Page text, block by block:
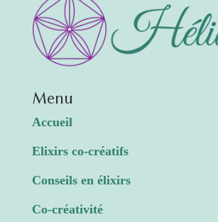
Menu
Accueil
Elixirs co-créatifs
Conseils en élixirs
Co-créativité